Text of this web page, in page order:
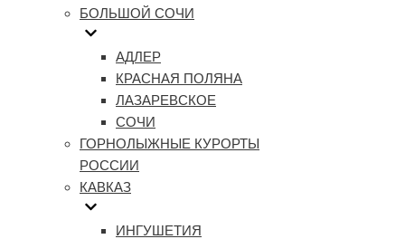
БОЛЬШОЙ СОЧИ
АДЛЕР
КРАСНАЯ ПОЛЯНА
ЛАЗАРЕВСКОЕ
СОЧИ
ГОРНОЛЫЖНЫЕ КУРОРТЫ
РОССИИ
КАВКАЗ
ИНГУШЕТИЯ